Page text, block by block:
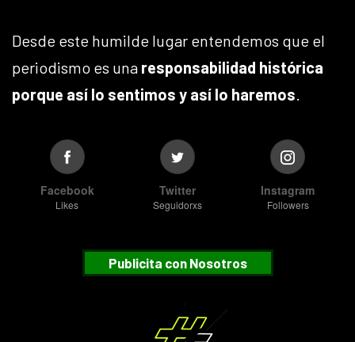
Desde este humilde lugar entendemos que el
periodismo es una responsabilidad histórica
porque así lo sentimos y así lo haremos.
Facebook
Likes
Twitter
Seguidorxs
Instagram
Followers
Publicita con Nosotros